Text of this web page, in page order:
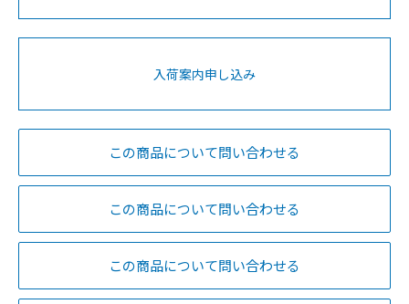
入荷案内申し込み
この商品について問い合わせる
この商品について問い合わせる
この商品について問い合わせる